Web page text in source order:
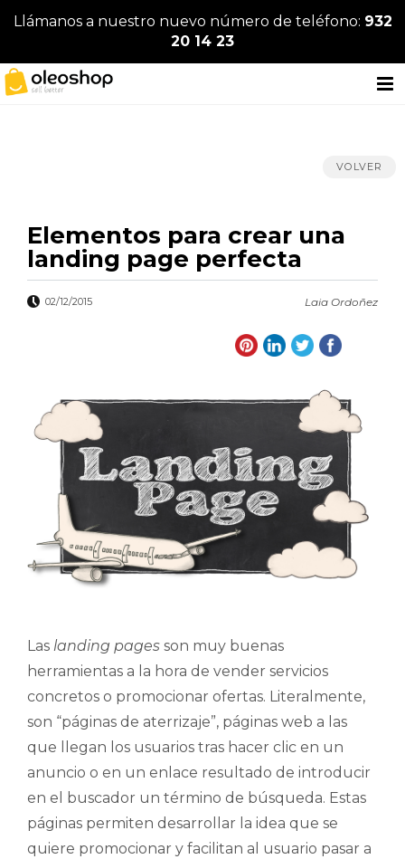
Llámanos a nuestro nuevo número de teléfono: 932
20 14 23
VOLVER
Elementos para crear una
landing page perfecta
Laia Ordoñez
02/12/2015
Las landing pages son muy buenas
herramientas a la hora de vender servicios
concretos o promocionar ofertas. Literalmente,
son “páginas de aterrizaje”, páginas web a las
que llegan los usuarios tras hacer clic en un
anuncio o en un enlace resultado de introducir
en el buscador un término de búsqueda. Estas
páginas permiten desarrollar la idea que se
quiere promocionar y facilitan al usuario pasar a